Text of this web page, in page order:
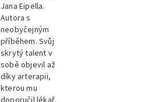
Jana Eipella.
Autora s
neobyčejným
příběhem. Svůj
skrytý talent v
sobě objevil až
díky arterapii,
kterou mu
doporučil lékař.